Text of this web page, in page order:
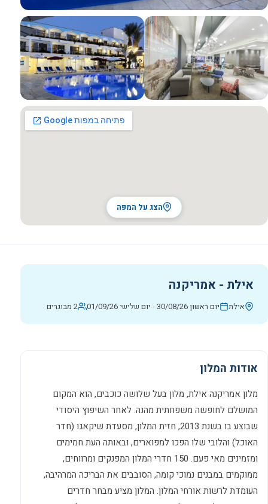
כל התמונות
הצג על המפה
אילת - אמריקנה
אילת יום ראשון 30/08/26 - יום שלישי 01/09/26 2 מבוגרים
אודות המלון
מלון אמריקנה אילת, מלון בעל שלושה כוכבים, הוא המקום
המושלם לחופשה משפחתית מהנה. לאחר השיפוץ היסודי
שבוצע בו בשנת 2013, חזית המלון, מסעדת שיקאגו (חדר
האוכל) והלובי שלו הפכו למפוארים, ובאותה העת חמימים
ומזמינים מאי פעם. 150 חדרי המלון המפנקים ומרווחים,
ממוקמים במבנים נמוכי קומה, הסובבים את הבריכה המרהיבה,
העומדת לרשות אורחי המלון. המלון מציע מבחר חדרים